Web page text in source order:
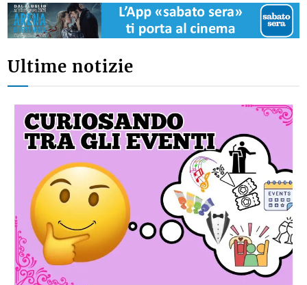
Ultime notizie